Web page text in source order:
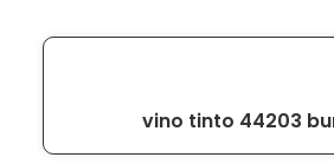
vino tinto 44203